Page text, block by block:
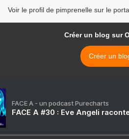
Voir le profil de pimprenelle sur le
Créer un blog sur
Créer un
FACE A - un podcast Purecharts
FACE A #30 : Eve Angeli